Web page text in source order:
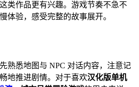
类作品更有兴趣。游戏节奏不急不
体验，感受完整的故事展开。
熟悉地图与 NPC 对话内容，注意记
地推进剧情。对于喜欢汉化版单机